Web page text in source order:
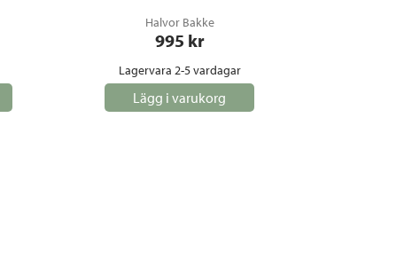
Halvor Bakke
995 kr
Lagervara 2-5 vardagar
Lägg i varukorg